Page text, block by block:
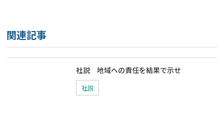
関連記事
社説 地域への責任を結果で示せ
社説